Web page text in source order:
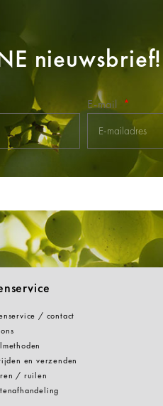
nieuwsbrief!
E-mail
/ contact
en verzenden
/ ruilen